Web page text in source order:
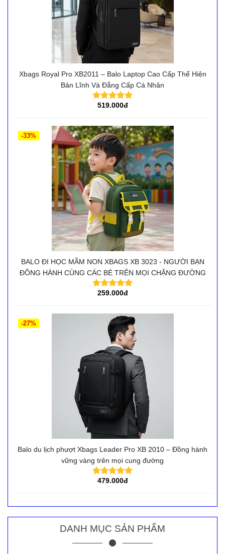
Xbags Royal Pro XB2011 – Balo Laptop Cao Cấp Thể Hiện
Bản Lĩnh Và Đẳng Cấp Cá Nhân
519.000đ
BALO ĐI HỌC MẦM NON XBAGS XB 3023 - NGƯỜI BẠN
ĐỒNG HÀNH CÙNG CÁC BÉ TRÊN MỌI CHẶNG ĐƯỜNG
259.000đ
-33%
Balo du lịch phượt Xbags Leader Pro XB 2010 – Đồng hành
vững vàng trên mọi cung đường
479.000đ
-27%
DANH MỤC SẢN PHẨM